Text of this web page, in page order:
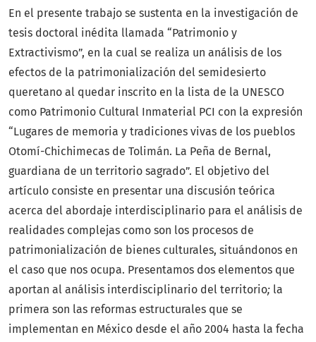
En el presente trabajo se sustenta en la investigación de
tesis doctoral inédita llamada “Patrimonio y
Extractivismo”, en la cual se realiza un análisis de los
efectos de la patrimonialización del semidesierto
queretano al quedar inscrito en la lista de la UNESCO
como Patrimonio Cultural Inmaterial PCI con la expresión
“Lugares de memoria y tradiciones vivas de los pueblos
Otomí-Chichimecas de Tolimán. La Peña de Bernal,
guardiana de un territorio sagrado”. El objetivo del
artículo consiste en presentar una discusión teórica
acerca del abordaje interdisciplinario para el análisis de
realidades complejas como son los procesos de
patrimonialización de bienes culturales, situándonos en
el caso que nos ocupa. Presentamos dos elementos que
aportan al análisis interdisciplinario del territorio; la
primera son las reformas estructurales que se
implementan en México desde el año 2004 hasta la fecha